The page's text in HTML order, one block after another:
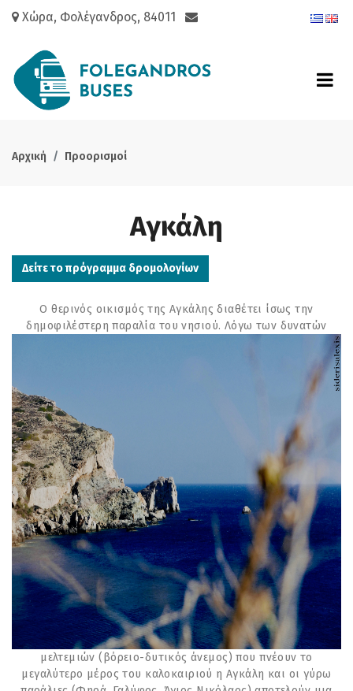
Χώρα, Φολέγανδρος, 84011
Αρχική Προορισμοί
Αγκάλη
Δείτε το πρόγραμμα δρομολογίων
Ο θερινός οικισμός της Αγκάλης διαθέτει ίσως την
δημοφιλέστερη παραλία του νησιού. Λόγω των δυνατών
μελτεμιών (βόρειο-δυτικός άνεμος) που πνέουν το
μεγαλύτερο μέρος του καλοκαιριού η Αγκάλη και οι γύρω